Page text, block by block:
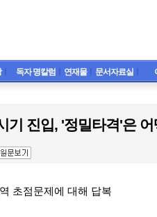
ㅣ 독자 명칼럼 연재물ㅣ 문서자료실
기 진입, '정밀타격'은
초점문제에 대해 답복